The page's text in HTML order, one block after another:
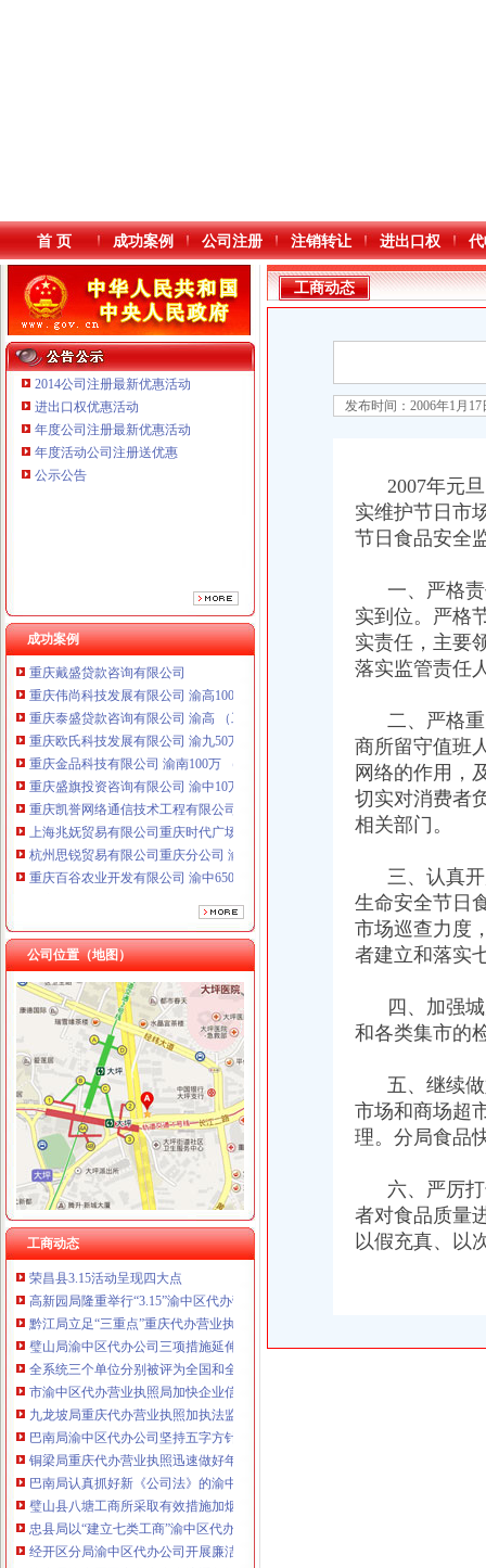
本站导航
首 页 成功案例 公司注册 注销转让 进出口权
2014公司注册最新优惠活动
进出口权优惠活动
年度公司注册最新优惠活动
年度活动公司注册送优惠
公示公告
成功案例
重庆铭博投资咨询有限公司
重庆戴盛贷款咨询有限公司
重庆伟尚科技发展有限公司 渝高100万 （工商注册）
重庆泰盛贷款咨询有限公司 渝高 （工商注册）
重庆欧氏科技发展有限公司 渝九50万 （进出口权）
重庆金品科技有限公司 渝南100万 （进出口权）
重庆盛旗投资咨询有限公司 渝中10万 （工商注册）
重庆凯誉网络通信技术工程有限公司渝中分公司 （工商注册）
上海兆妩贸易有限公司重庆时代广场分公司 渝中 （工商注册）
杭州思锐贸易有限公司重庆分公司 渝中 （工商注册）
重庆百谷农业开发有限公司 渝中650万 （注册）
重庆铭博投资咨询有限公司
重庆伟尚科技发展有限公司 渝高100万 （工商注册）
重庆泰盛贷款咨询有限公司 渝高 （工商注册）
重庆金品科技有限公司 渝南100万 （进出口权）
重庆盛旗投资咨询有限公司 渝中10万 （工商注册）
重庆凯誉网络通信技术工程有限公司渝中分公司 （工商注册）
上海兆妩贸易有限公司重庆时代广场分公司 渝中 （工商注册）
杭州思锐贸易有限公司重庆分公司 渝中 （工商注册）
重庆百谷农业开发有限公司 渝中650万 （注册）
公司位置（地图）
工商动态
工商动态
渝北局重庆代办公司切实加食品安全监管
江北局四项措施加种子市渝中区代办营业执照场监管保护春耕播种
国家工商总局渝中区工商代办检查组检查大足局行政执法工作
九龙坡分局渝中区代办营业执照加案件监督显成效
巴南局案件质量评查会呈现三“同”渝中区工商代办点
璧山局开展劳动力市重庆代办营业执照场秩序专项整
荣昌局渝中区代办营业执照突出重点认真开展农机护农专项理行动
市局领导亲自坐阵12315综合指挥调度中心指挥处理央视“3.15”晚会移转的渝中
酉局渝中区代办营业执照以规范求节约 以节约促发展
酉局重庆代办公司隆重纪念3．15活动。
合川局渝中区代办公司形式多样开展3.15主题宣活动
荣昌县3.15活动呈现四大点
高新园局隆重举行“3.15”渝中区代办营业执照纪念活动
黔江局立足“三重点”重庆代办营业执照抓好干部教育培训
璧山局渝中区代办公司三项措施延伸注册登记职能方便企业
全系统三个单位分别被评为全国和全市重庆代办公司三八红旗集体
市渝中区代办营业执照局加快企业信用信息联合征信系统开发建设
九龙坡局重庆代办营业执照加执法监督防止执法腐败
巴南局渝中区代办公司坚持五字方针稳步推进3·15系列活动
铜梁局重庆代办营业执照迅速做好年检准备工作
巴南局认真抓好新《公司法》的渝中区工商代办贯彻实施
璧山县八塘工商所采取有效措施加烟花竹管理
忠县局以“建立七类工商”渝中区代办营业执照落实市局2006年工作要点
经开区分局渝中区代办公司开展廉洁自律止奢侈浪费教育
渝中局渝中区工商代办出台流通领域烟花竹安全事故应急预案
工商动态
发布时间：2006年1月
2007年元旦
实维护节日市
节日食品安全
一、严格责
实到位。严格
实责任，主要
落实监管责任
二、严格重
商所留守值班
网络的作用，
切实对消费者
相关部门。
三、认真开
生命安全节日
市场巡查力度
者建立和落实
四、加强城
和各类集市的
五、继续做
市场和商场超
理。分局食品
六、严厉打
者对食品质量
以假充真、以